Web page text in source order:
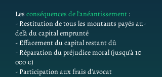
Les conséquences de l'anéantissement :
- Restitution de tous les montants payés au-
delà du capital emprunté
- Effacement du capital restant dû
- Réparation du préjudice moral (jusqu'à 10
000 €)
- Participation aux frais d'avocat